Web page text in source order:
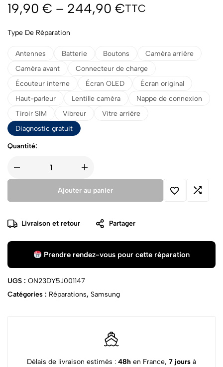
19,90 € – 244,90 €TTC
Type De Réparation
Antennes Batterie Boutons
Caméra arrière
Caméra avant
Connecteur de charge
Écouteur interne
Écran OLED
Écran original
Haut-parleur
Lentille caméra
Nappe de connexion
Tiroir SIM
Vibreur
Vitre arrière
Diagnostic gratuit
Quantité:
Ajouter au panier
Livraison et retour Partager
Prendre rendez-vous pour cette réparation
UGS : ON23DY5J001147
Catégories : Réparations, Samsung
Délais de livraison estimés : 48h en France, 7 jours à